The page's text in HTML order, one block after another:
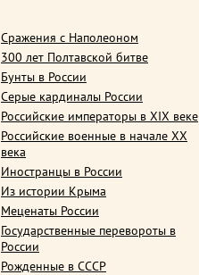
Сражения с Наполеоном
300 лет Полтавской битве
Бунты в России
Серые кардиналы России
Российские императоры в XIX веке
Российские военные в начале ХХ
века
Иностранцы в России
Из истории Крыма
Меценаты России
Государственные перевороты в
России
Рожденные в СССР